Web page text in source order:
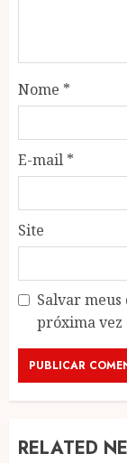
Nome *
E-mail *
Site
Salvar
próxima vez
RELATED